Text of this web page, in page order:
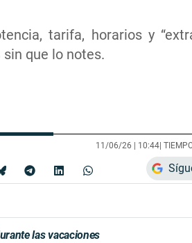
tarifa, horarios y
sin que lo notes.
11/06/26 | 10:44 |
las vacaciones